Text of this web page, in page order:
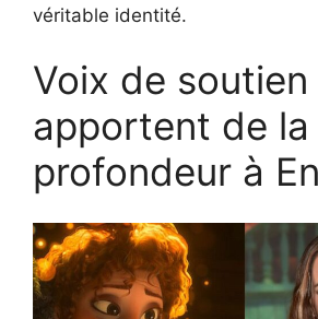
véritable identité.
Voix de soutien
apportent de la
profondeur à